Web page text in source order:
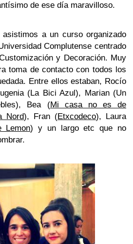
de ese día maravilloso.
a un curso organizado
Complutense centrado
y Decoración. Muy
toma de contacto con todos los
Entre ellos estaban, Rocío
(La Bici Azul), Marian (Un
Bea (Mi casa no es de
Nord), Fran (Etxcodeco), Laura
Lemon) y un largo etc que no